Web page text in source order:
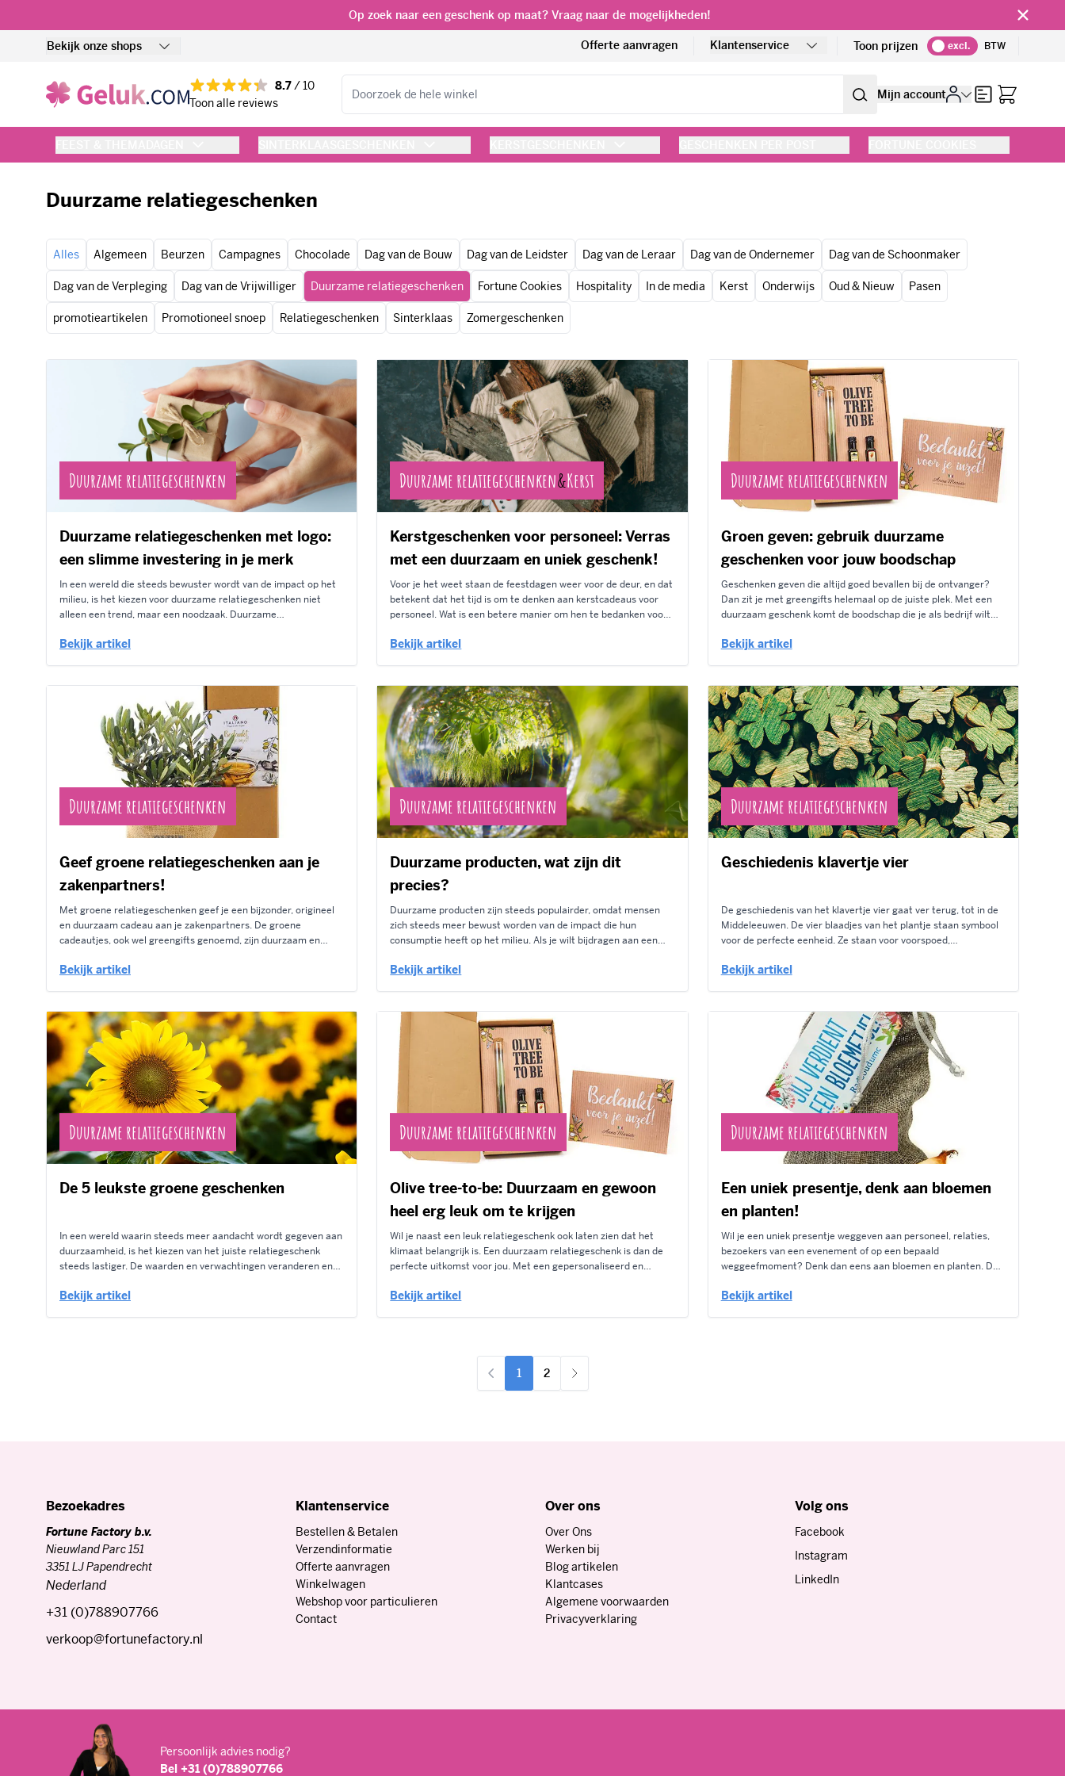
Op zoek naar een geschenk op maat? Vraag naar de mogelijkheden!
Bekijk onze shops Offerte aanvragen Klantenservice Toon prijzen excl. BTW
8.7/ 10
Toon alle reviews
Mijn account
Offerte
Duurzame relatiegeschenken
Alles Algemeen Beurzen Campagnes Chocolade Dag van de Bouw Dag van de Leidster Dag van de Leraar Dag van de Ondernemer Dag van de Schoonmaker
Dag van de Verpleging Dag van de Vrijwilliger Duurzame relatiegeschenken Fortune Cookies Hospitality In de media Kerst Onderwijs Oud & Nieuw Pasen
promotieartikelen Promotioneel snoep Relatiegeschenken Sinterklaas Zomergeschenken
Duurzame relatiegeschenken
Duurzame relatiegeschenken met logo:
een slimme investering in je merk
In een wereld die steeds bewuster wordt van de impact op het
milieu, is het kiezen voor duurzame relatiegeschenken niet
alleen een trend, maar een noodzaak. Duurzame
maatschappelijk verantwoord onderneemt en geven een boost
Bekijk artikel
Duurzame relatiegeschenken&Kerst
Kerstgeschenken voor personeel: Verras
met een duurzaam en uniek geschenk!
Voor je het weet staan de feestdagen weer voor de deur, en dat
betekent dat het tijd is om te denken aan kerstcadeaus voor
personeel. Wat is een betere manier om hen te bedanken voor
dat ook origineel is? Ontdek hieronder...
Bekijk artikel
Duurzame relatiegeschenken
Groen geven: gebruik duurzame
geschenken voor jouw boodschap
Geschenken geven die altijd goed bevallen bij de ontvanger?
Dan zit je met greengifts helemaal op de juiste plek. Met een
duurzaam geschenk komt de boodschap die je als bedrijf wilt
duurzame geschenken voor je uitgezocht en lichten deze
Bekijk artikel
Duurzame relatiegeschenken
Geef groene relatiegeschenken aan je
zakenpartners!
Met groene relatiegeschenken geef je een bijzonder, origineel
en duurzaam cadeau aan je zakenpartners. De groene
cadeautjes, ook wel greengifts genoemd, zijn duurzaam en
aansluit op de tijd waarin wij leven. Bedrijven en organisaties
Bekijk artikel
Duurzame relatiegeschenken
Duurzame producten, wat zijn dit
precies?
Duurzame producten zijn steeds populairder, omdat mensen
zich steeds meer bewust worden van de impact die hun
consumptie heeft op het milieu. Als je wilt bijdragen aan een
Maar welke producten zijn duurzame producten? Wat houdt
Bekijk artikel
Duurzame relatiegeschenken
Geschiedenis klavertje vier
De geschiedenis van het klavertje vier gaat ver terug, tot in de
Middeleeuwen. De vier blaadjes van het plantje staan symbool
voor de perfecte eenheid. Ze staan voor voorspoed,
is vanwege zijn mooie betekenis ook een bijzonder cadeau. Als
Bekijk artikel
Duurzame relatiegeschenken
De 5 leukste groene geschenken
In een wereld waarin steeds meer aandacht wordt gegeven aan
duurzaamheid, is het kiezen van het juiste relatiegeschenk
steeds lastiger. De waarden en verwachtingen veranderen en
dat bij iedereen in de smaak valt. Dat snappen wij ook, daarom
Bekijk artikel
Duurzame relatiegeschenken
Olive tree-to-be: Duurzaam en gewoon
heel erg leuk om te krijgen
Wil je naast een leuk relatiegeschenk ook laten zien dat het
klimaat belangrijk is. Een duurzaam relatiegeschenk is dan de
perfecte uitkomst voor jou. Met een gepersonaliseerd en
waardering uit voor je collega's, klanten en zakenrelaties. Ook
Bekijk artikel
Duurzame relatiegeschenken
Een uniek presentje, denk aan bloemen
en planten!
Wil je een uniek presentje weggeven aan personeel, relaties,
bezoekers van een evenement of op een bepaald
weggeefmoment? Denk dan eens aan bloemen en planten. De
onderdeel van een bredere range aan ecologische geschenken,
Bekijk artikel
U lees momenteel pagina
1
Pagina
2
Bezoekadres
Fortune Factory b.v.
Nieuwland Parc 151
3351 LJ Papendrecht
Nederland
+31 (0)788907766
verkoop@fortunefactory.nl
Klantenservice
Bestellen & Betalen
Verzendinformatie
Offerte aanvragen
Winkelwagen
Webshop voor particulieren
Contact
Over ons
Over Ons
Werken bij
Blog artikelen
Klantcases
Algemene voorwaarden
Privacyverklaring
Volg ons
Facebook
Instagram
LinkedIn
Persoonlijk advies nodig?
Bel +31 (0)788907766